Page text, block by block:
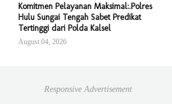
Komitmen Pelayanan Maksimal:.Polres
Hulu Sungai Tengah Sabet Predikat
Tertinggi dari Polda Kalsel
August 04, 2026
Responsive Advertisement